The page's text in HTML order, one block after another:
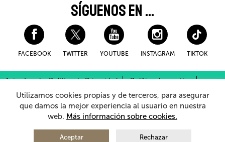
SÍGUENOS EN ...
FACEBOOK TWITTER YOUTUBE INSTAGRAM TIKTOK
Aviso Legal y Política de Privacidad
Política de cookies
Condiciones Generales de Compra
Sistema Interno de Información
© 2026 - Teatro Arriaga AntzokiaTodos los derechos reservados
Utilizamos cookies propias y de terceros, para asegurar
que damos la mejor experiencia al usuario en nuestra
web. Más información sobre cookies.
Aceptar Rechazar